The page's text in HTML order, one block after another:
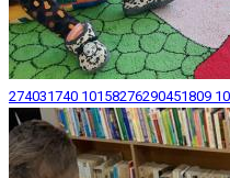
274031740 10158276290451809